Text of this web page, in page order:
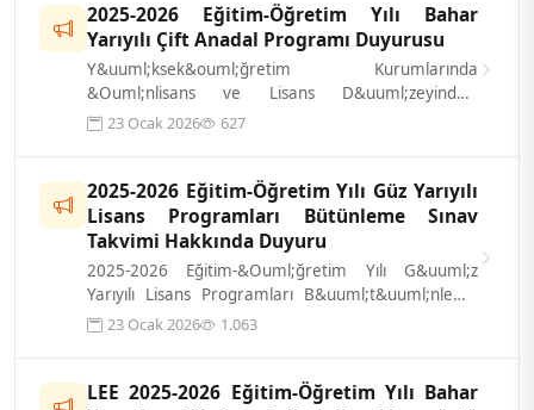
2025-2026 Eğitim-Öğretim Yılı Bahar
Yarıyılı Çift Anadal Programı Duyurusu
Y&uuml;ksek&ouml;ğretim Kurumlarında
&Ouml;nlisans ve Lisans D&uuml;zeyindeki
Programlar Arasında Ge&ccedil;iş, &Ccedil;ift
23 Ocak 2026 627
2025-2026 Eğitim-Öğretim Yılı Güz Yarıyılı
Lisans Programları Bütünleme Sınav
Takvimi Hakkında Duyuru
2025-2026 Eğitim-&Ouml;ğretim Yılı G&uuml;z
Yarıyılı Lisans Programları B&uuml;t&uuml;nleme
Sınav Takvimleri aşağıdaki linkte sunu...
23 Ocak 2026 1.063
LEE 2025-2026 Eğitim-Öğretim Yılı Bahar